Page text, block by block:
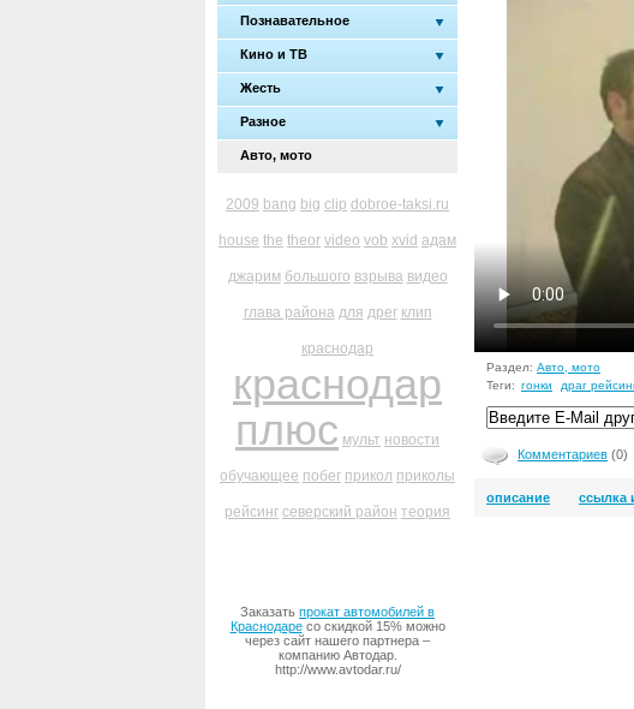
Познавательное
Кино и ТВ
Жесть
Разное
Авто, мото
2009 bang big clip dobroe-taksi.ru
house the theor video vob xvid адам
джарим большого взрыва видео
глава района для дрег клип
краснодар
краснодар
плюс мульт новости
обучающее побег прикол приколы
рейсинг северский район теория
Заказать прокат автомобилей в
Краснодаресо скидкой 15% можно
через сайт нашего партнера –
компанию Автодар.
http://www.avtodar.ru/
Раздел: Авто, мото
Теги: гонки драг
Комментариев (0)
описание ссылка